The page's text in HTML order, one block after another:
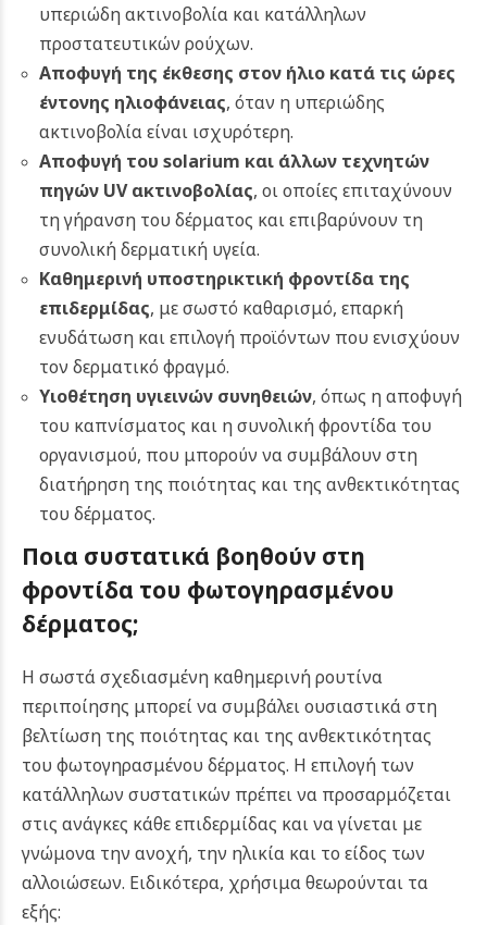
υπεριώδη ακτινοβολία και κατάλληλων
προστατευτικών ρούχων.
Αποφυγή της έκθεσης στον ήλιο κατά τις ώρες
έντονης ηλιοφάνειας, όταν η υπεριώδης
ακτινοβολία είναι ισχυρότερη.
Αποφυγή του solarium και άλλων τεχνητών
πηγών UV ακτινοβολίας, οι οποίες επιταχύνουν
τη γήρανση του δέρματος και επιβαρύνουν τη
συνολική δερματική υγεία.
Καθημερινή υποστηρικτική φροντίδα της
επιδερμίδας, με σωστό καθαρισμό, επαρκή
ενυδάτωση και επιλογή προϊόντων που ενισχύουν
τον δερματικό φραγμό.
Υιοθέτηση υγιεινών συνηθειών, όπως η αποφυγή
του καπνίσματος και η συνολική φροντίδα του
οργανισμού, που μπορούν να συμβάλουν στη
διατήρηση της ποιότητας και της ανθεκτικότητας
του δέρματος.
Ποια συστατικά βοηθούν στη
φροντίδα του φωτογηρασμένου
δέρματος;
Η σωστά σχεδιασμένη καθημερινή ρουτίνα
περιποίησης μπορεί να συμβάλει ουσιαστικά στη
βελτίωση της ποιότητας και της ανθεκτικότητας
του φωτογηρασμένου δέρματος. Η επιλογή των
κατάλληλων συστατικών πρέπει να προσαρμόζεται
στις ανάγκες κάθε επιδερμίδας και να γίνεται με
γνώμονα την ανοχή, την ηλικία και το είδος των
αλλοιώσεων. Ειδικότερα, χρήσιμα θεωρούνται τα
εξής: